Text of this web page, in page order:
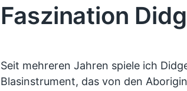
Faszination
Seit mehreren Jahren spiele ich
Blasinstrument, das von den